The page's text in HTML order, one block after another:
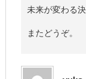
未来が変わる
またどうぞ。